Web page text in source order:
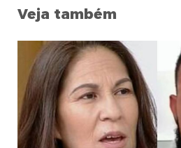
Veja também